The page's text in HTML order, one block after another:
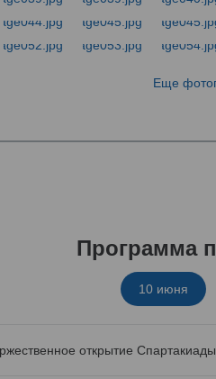
Еще
Программа
10 июня
открытие Спартакиады